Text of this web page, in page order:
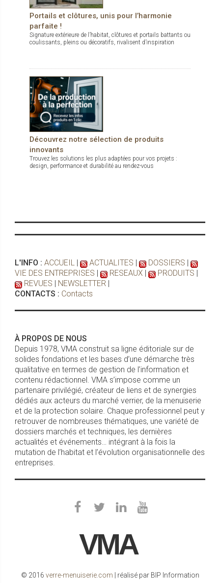
Portails et clôtures, unis pour l’harmonie
parfaite !
Signature extérieure de l’habitat, clôtures et portails battants ou
coulissants, pleins ou décoratifs, rivalisent d’inspiration
Découvrez notre sélection de produits
innovants
Trouvez les solutions les plus adaptées pour vos projets :
design, performance et durabilité au rendez-vous
L'INFO : ACCUEIL | ACTUALITES | DOSSIERS |
VIE DES ENTREPRISES | RESEAUX | PRODUITS |
REVUES | NEWSLETTER |
CONTACTS : Contacts
À PROPOS DE NOUS
Depuis 1978, VMA construit sa ligne éditoriale sur de
solides fondations et les bases d’une démarche très
qualitative en termes de gestion de l’information et
contenu rédactionnel. VMA s’impose comme un
partenaire privilégié, créateur de liens et de synergies
dédiés aux acteurs du marché verrier, de la menuiserie
et de la protection solaire. Chaque professionnel peut y
retrouver de nombreuses thématiques, une variété de
dossiers marchés et techniques, les dernières
actualités et événements… intégrant à la fois la
mutation de l’habitat et l’évolution organisationnelle des
entreprises.
VMA
© 2016 verre-menuiserie.com | réalisé par BIP Information